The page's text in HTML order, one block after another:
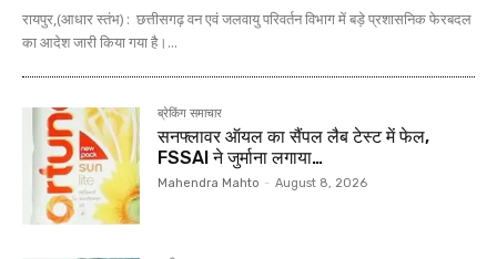
रायपुर,(आधार स्तंभ) : छत्तीसगढ़ वन एवं जलवायु परिवर्तन विभाग में बड़े प्रशासनिक फेरबदल
का आदेश जारी किया गया है।...
ब्रेकिंग समाचार
सनफ्लावर ऑयल का सैंपल लैब टेस्ट में फेल,
FSSAI ने जुर्माना लगाया…
Mahendra Mahto - August 8, 2026